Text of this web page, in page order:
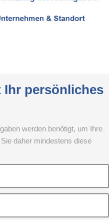
Ihr persönliches
werden benötigt, um Ihre
daher mindestens diese